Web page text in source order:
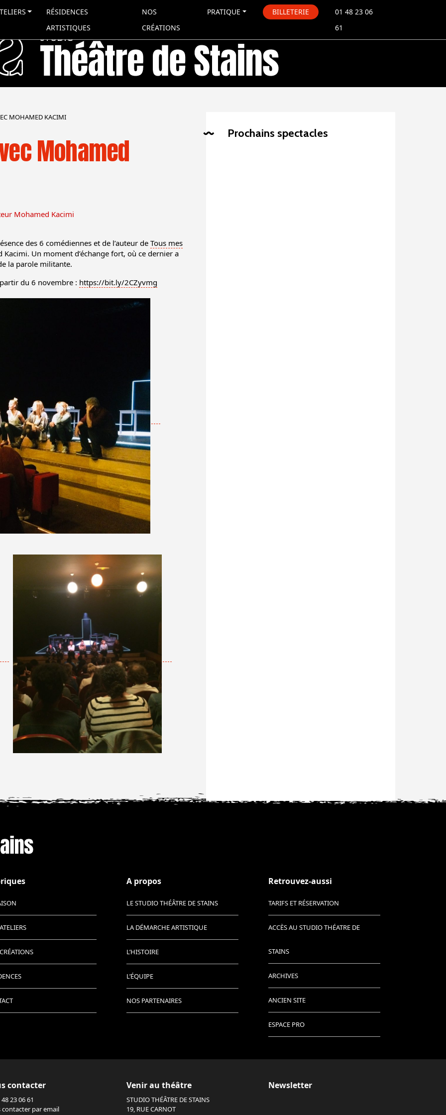
RÉSIDENCES
ARTISTIQUES
NOS
CRÉATIONS
PRATIQUE BILLETERIE
01 48 23 06
61
MOHAMED KACIMI
Mohamed
Mohamed Kacimi
des 6 comédiennes et de l’auteur de Tous mes
Kacimi. Un moment d’échange fort, où ce dernier a
la parole militante.
du 6 novembre : https://bit.ly/2CZyvmg
Prochains spectacles
A propos
LE STUDIO THÉÂTRE DE STAINS
LA DÉMARCHE ARTISTIQUE
L’HISTOIRE
L’ÉQUIPE
NOS PARTENAIRES
Retrouvez-aussi
TARIFS ET RÉSERVATION
ACCÈS AU STUDIO THÉATRE DE
STAINS
ARCHIVES
ANCIEN SITE
ESPACE PRO
contacter
23 06 61
contacter par email
Venir au théâtre
STUDIO THÉÂTRE DE STAINS
19, RUE CARNOT
Newsletter